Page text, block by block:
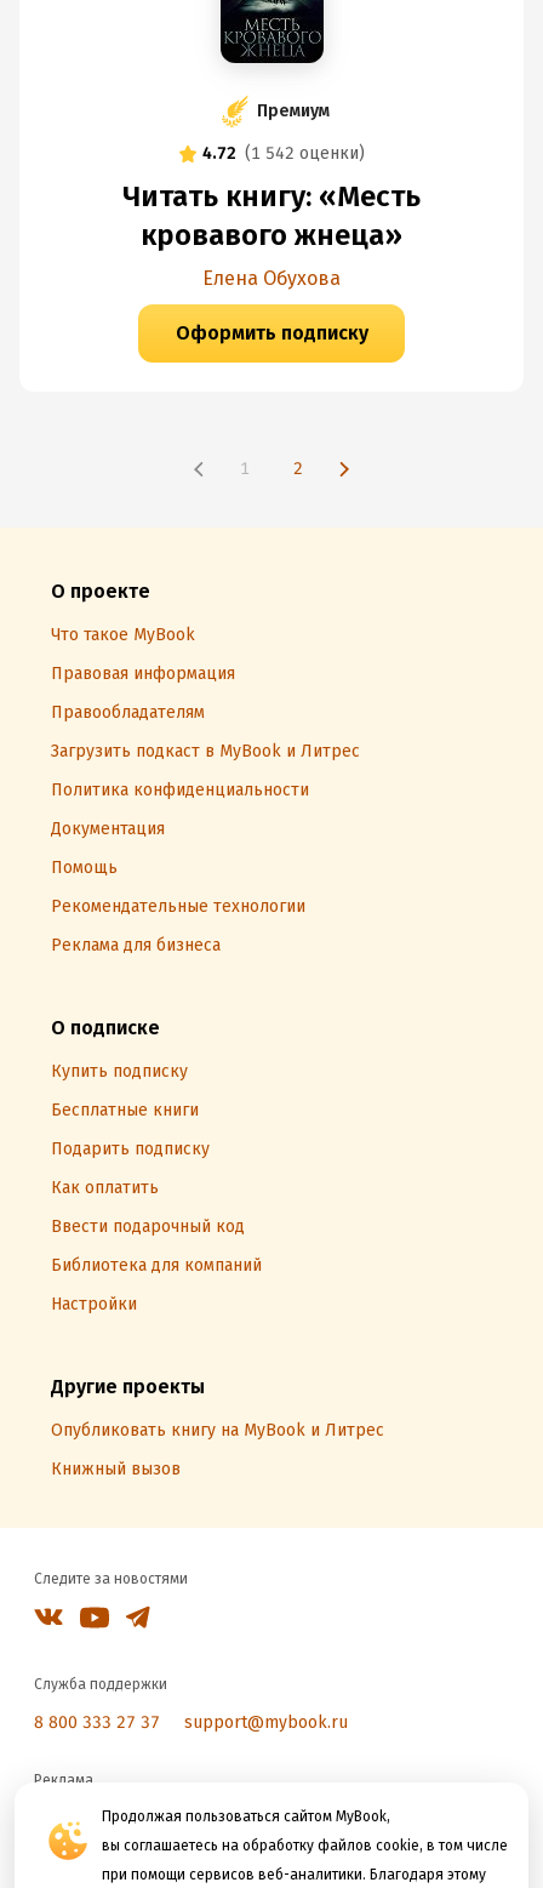
Продолжая пользоваться сайтом MyBook,
вы соглашаетесь на обработку файлов cookie, в том числе
при помощи сервисов веб-аналитики. Благодаря этому
Премиум
4.72 (1 542 оценки)
Читать книгу: «Месть
кровавого жнеца»
Елена Обухова
Оформить подписку
1 2
О проекте
Что такое MyBook
Правовая информация
Правообладателям
Загрузить подкаст в MyBook и Литрес
Политика конфиденциальности
Документация
Помощь
Рекомендательные технологии
Реклама для бизнеса
О подписке
Купить подписку
Бесплатные книги
Подарить подписку
Как оплатить
Ввести подарочный код
Библиотека для компаний
Настройки
Другие проекты
Опубликовать книгу на MyBook и Литрес
Книжный вызов
Следите за новостями
Служба поддержки
8 800 333 27 37 support@mybook.ru
Реклама
reklama@litres.ru
Мы принимаем к оплате